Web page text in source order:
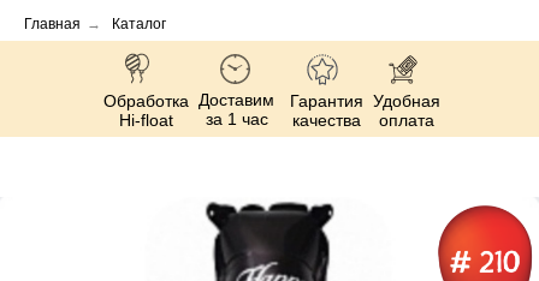
Главная → Каталог
Обработка
Hi-float
Доставим
за 1 час
Гарантия
качества
Удобная
оплата